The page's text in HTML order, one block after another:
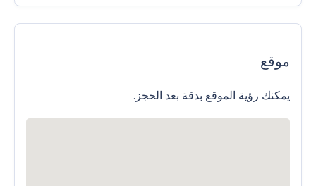
موقع
يمكنك رؤية الموقع بدقة بعد الحجز.